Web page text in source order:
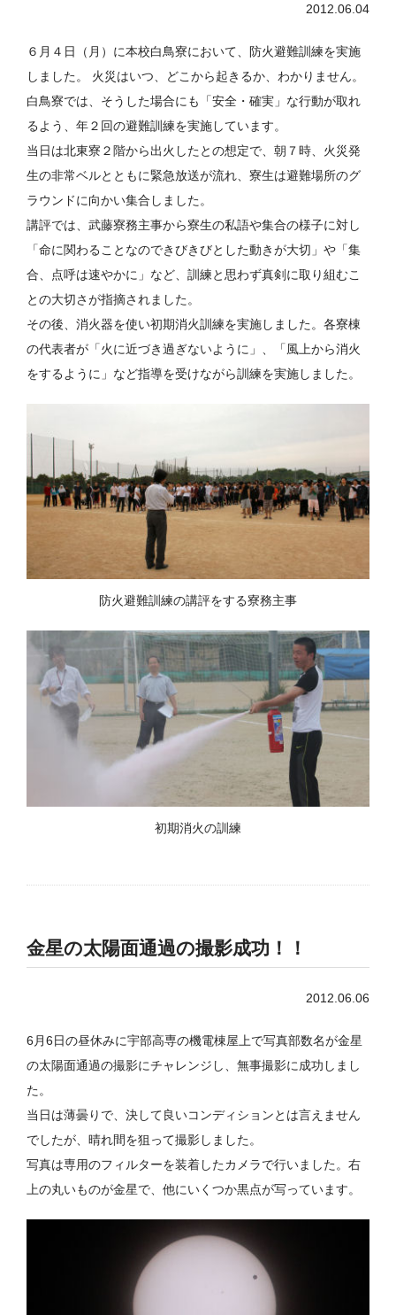
2012.06.04
６月４日（月）に本校白鳥寮において、防火避難訓練を実施
しました。 火災はいつ、どこから起きるか、わかりません。
白鳥寮では、そうした場合にも「安全・確実」な行動が取れ
るよう、年２回の避難訓練を実施しています。
当日は北東寮２階から出火したとの想定で、朝７時、火災発
生の非常ベルとともに緊急放送が流れ、寮生は避難場所のグ
ラウンドに向かい集合しました。
講評では、武藤寮務主事から寮生の私語や集合の様子に対し
「命に関わることなのできびきびとした動きが大切」や「集
合、点呼は速やかに」など、訓練と思わず真剣に取り組むこ
との大切さが指摘されました。
その後、消火器を使い初期消火訓練を実施しました。各寮棟
の代表者が「火に近づき過ぎないように」、「風上から消火
をするように」など指導を受けながら訓練を実施しました。
防火避難訓練の講評をする寮務主事
初期消火の訓練
金星の太陽面通過の撮影成功！！
2012.06.06
6月6日の昼休みに宇部高専の機電棟屋上で写真部数名が金星
の太陽面通過の撮影にチャレンジし、無事撮影に成功しまし
た。
当日は薄曇りで、決して良いコンディションとは言えません
でしたが、晴れ間を狙って撮影しました。
写真は専用のフィルターを装着したカメラで行いました。右
上の丸いものが金星で、他にいくつか黒点が写っています。